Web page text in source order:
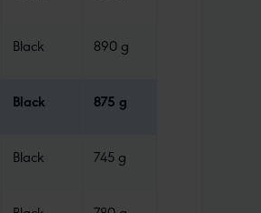
Black 890 g
Black 875 g
Black 745 g